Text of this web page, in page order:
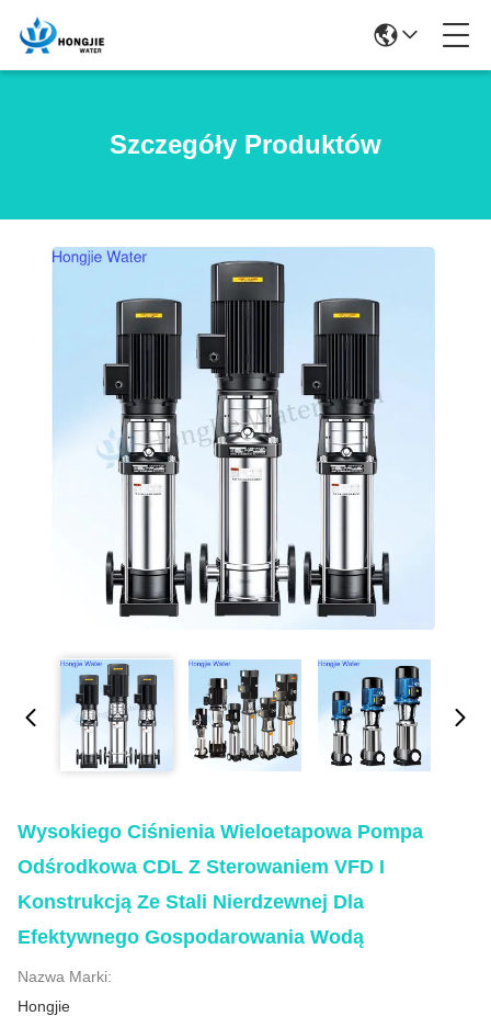
Szczegóły Produktów
Wysokiego Ciśnienia Wieloetapowa Pompa
Odśrodkowa CDL Z Sterowaniem VFD I
Konstrukcją Ze Stali Nierdzewnej Dla
Efektywnego Gospodarowania Wodą
Nazwa Marki:
Hongjie